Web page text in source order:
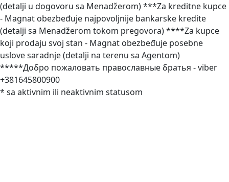
(detalji u dogovoru sa Menadžerom) ***Za kreditne kupce
- Magnat obezbeđuje najpovoljnije bankarske kredite
(detalji sa Menadžerom tokom pregovora) ****Za kupce
koji prodaju svoj stan - Magnat obezbeđuje posebne
uslove saradnje (detalji na terenu sa Agentom)
*****Добро пожаловать православные братья - viber
+381645800900
* sa aktivnim ili neaktivnim statusom